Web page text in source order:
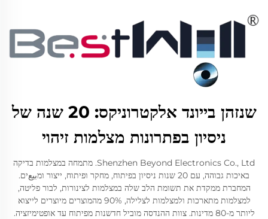
שנזהן בייונד אלקטרוניקס: 20 שנה של
ניסיון בפתרונות מצלמות זיהוי
Shenzhen Beyond Electronics Co., Ltd. מתמחה במצלמות בדיקה
באיכות גבוהה, עם 20 שנות ניסיון בפיתוח, מחקר ופיתוח, ייצור ומبيعים.
המחברת ממקדת את תשומת הלב שלה במצלמות לצינורות, לבור פליטה,
למצלמות מתארכות ולמצלמות לצלילה, 90% מהמוצרים מיוצרים לייצוא
ליותר מ-80 מדינות. צוות ההנדסה מוביל חדשנות מפיתוח עד אופטימיזציה.